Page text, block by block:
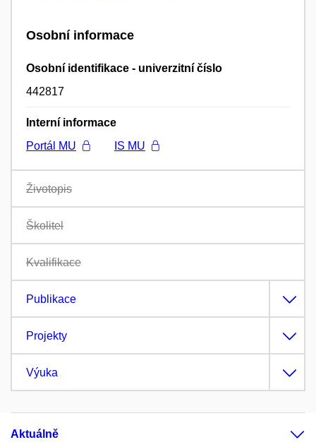
Osobní informace
Osobní identifikace - univerzitní číslo
442817
Interní informace
Portál MU
IS MU
Životopis
Školitel
Kvalifikace
Publikace
Projekty
Výuka
Aktuálně